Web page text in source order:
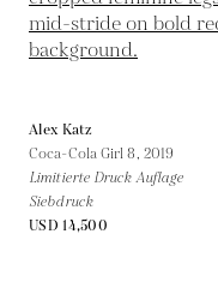
Alex Katz
Coca-Cola Girl 8, 2019
Limitierte Druck Auflage
Siebdruck
USD 14,500